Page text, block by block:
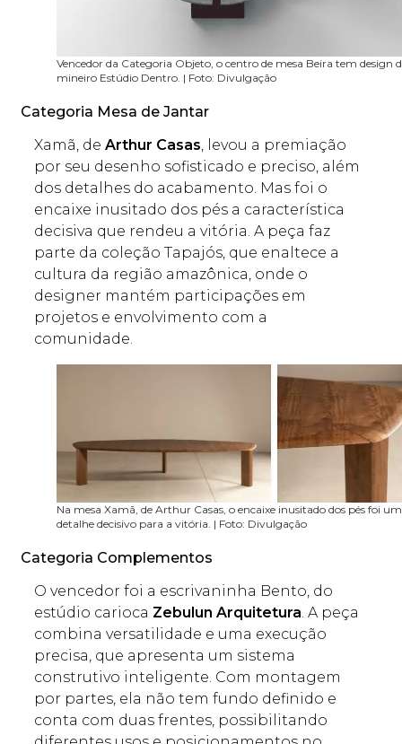
Vencedor da Categoria Objeto, o centro de mesa Beira tem design
mineiro Estúdio Dentro. | Foto: Divulgação
Categoria Mesa de Jantar
Xamã, deArthur Casas, levou a premiação
por seu desenho sofisticado e preciso, além
dos detalhes do acabamento. Mas foi o
encaixe inusitado dos pés a característica
decisiva que rendeu a vitória. A peça faz
parte da coleção Tapajós, que enaltece a
cultura da região amazônica, onde o
designer mantém participações em
projetos e envolvimento com a
comunidade.
Na mesa Xamã, de Arthur Casas, o encaixe inusitado dos pés foi um
detalhe decisivo para a vitória. | Foto: Divulgação
Categoria Complementos
O vencedor foi a escrivaninha Bento, do
estúdio carioca Zebulun Arquitetura. A peça
combina versatilidade e uma execução
precisa, que apresenta um sistema
construtivo inteligente. Com montagem
por partes, ela não tem fundo definido e
conta com duas frentes, possibilitando